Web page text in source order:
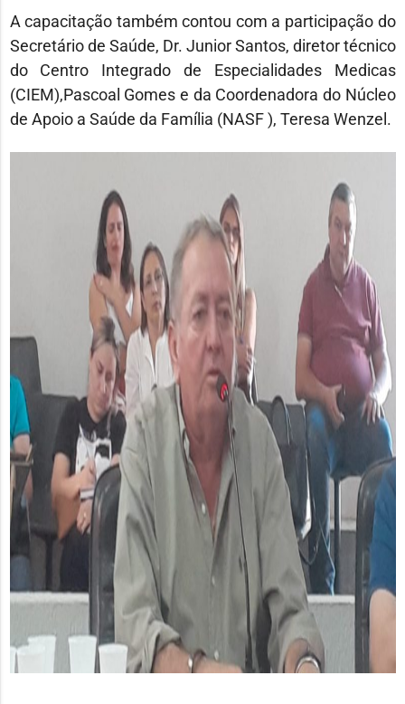
A capacitação também contou com a participação do
Secretário de Saúde, Dr. Junior Santos, diretor técnico
do Centro Integrado de Especialidades Medicas
(CIEM),Pascoal Gomes e da Coordenadora do Núcleo
de Apoio a Saúde da Família (NASF ), Teresa Wenzel.